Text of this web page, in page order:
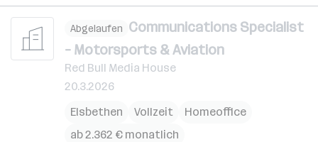
Abgelaufen Communications Specialist
– Motorsports & Aviation
Red Bull Media House
20.3.2026
Elsbethen
Vollzeit
Homeoffice
ab 2.362 € monatlich